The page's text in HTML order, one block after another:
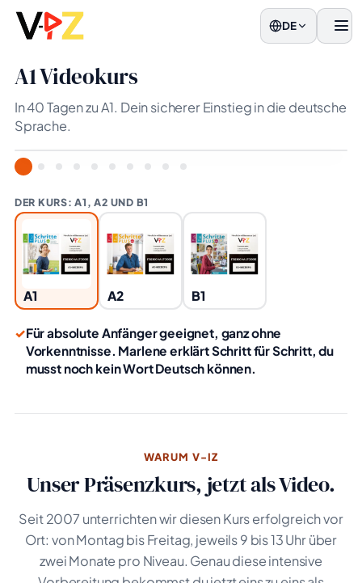
DE
A1 Videokurs
In 40 Tagen zu A1. Dein sicherer Einstieg in die deutsche
Sprache.
DER KURS: A1, A2 UND B1
A1 A2 B1
✓Für absolute Anfänger geeignet, ganz ohne
Vorkenntnisse. Marlene erklärt Schritt für Schritt, du
musst noch kein Wort Deutsch können.
WARUM V-IZ
Unser Präsenzkurs, jetzt als Video.
Seit 2007 unterrichten wir diesen Kurs erfolgreich vor
Ort: von Montag bis Freitag, jeweils 9 bis 13 Uhr über
zwei Monate pro Niveau. Genau diese intensive